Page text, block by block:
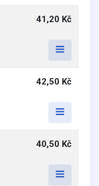
41,20 Kč
42,50 Kč
40,50 Kč